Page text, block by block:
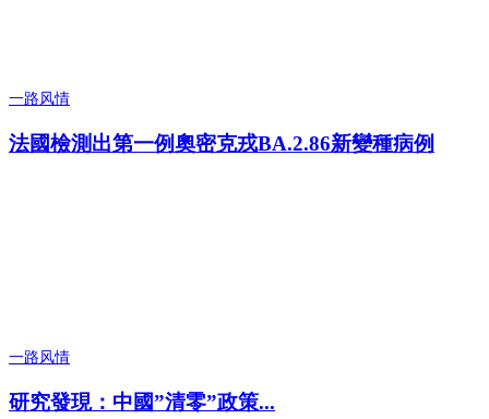
一路风情
法國檢測出第一例奧密克戎BA.2.86新變種病例
一路风情
研究發現：中國”清零”政策...